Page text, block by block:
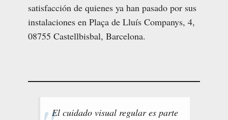
satisfacción de quienes ya han pasado por sus
instalaciones en Plaça de Lluís Companys, 4,
08755 Castellbisbal, Barcelona.
El cuidado visual regular es parte